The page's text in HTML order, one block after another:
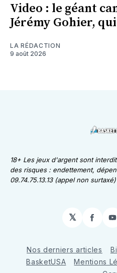
Video : le géant
Jérémy Gohier,
LA RÉDACTION
9 août 2026
18+ Les jeux d'argent sont
des risques : endettement,
09.74.75.13.13 (appel non surtaxé)
𝕏
Nos derniers articles
BasketUSA
Mentions